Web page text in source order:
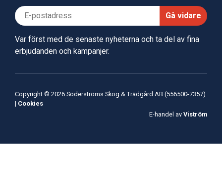
Gå vidare
Var först med de senaste nyheterna och ta del av fina
erbjudanden och kampanjer.
Copyright © 2026 Söderströms Skog & Trädgård AB (556500-7357)
| Cookies
E-handel av Viström